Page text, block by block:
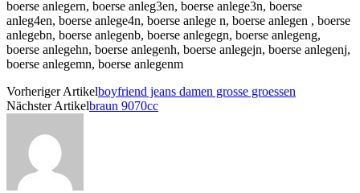
boerse anlegern, boerse anleg3en, boerse anlege3n, boerse
anleg4en, boerse anlege4n, boerse anlege n, boerse anlegen , boerse
anlegebn, boerse anlegenb, boerse anlegegn, boerse anlegeng,
boerse anlegehn, boerse anlegenh, boerse anlegejn, boerse anlegenj,
boerse anlegemn, boerse anlegenm
Vorheriger Artikelboyfriend jeans damen grosse groessen
Nächster Artikelbraun 9070cc